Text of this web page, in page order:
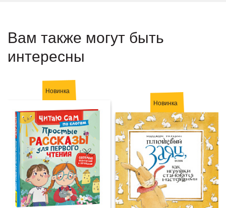
Вам также могут быть
интересны
Новинка
Новинка